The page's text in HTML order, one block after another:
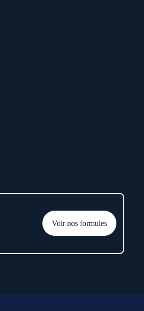
Voir nos formules